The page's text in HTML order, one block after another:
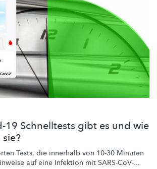
19 Schnelltests gibt es und wie
Tests, die innerhalb von 10-30 Minuten
auf eine Infektion mit SARS-CoV-...